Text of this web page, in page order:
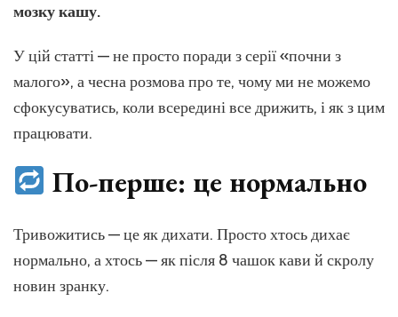
мозку кашу.
У цій статті — не просто поради з серії «почни з
малого», а чесна розмова про те, чому ми не можемо
сфокусуватись, коли всередині все дрижить, і як з цим
працювати.
По-перше: це нормально
Тривожитись — це як дихати. Просто хтось дихає
нормально, а хтось — як після 8 чашок кави й скролу
новин зранку.